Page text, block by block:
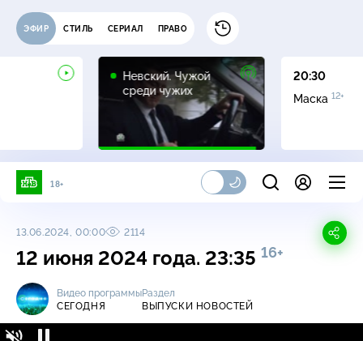
ЭФИР СТИЛЬ СЕРИАЛ ПРАВО
Невский. Чужой
среди чужих
16+
20:30
Маска 12+
18+
13.06.2024, 00:00 2114
12 июня 2024 года. 23:35 16+
Видео программы
СЕГОДНЯ
Раздел
ВЫПУСКИ НОВОСТЕЙ